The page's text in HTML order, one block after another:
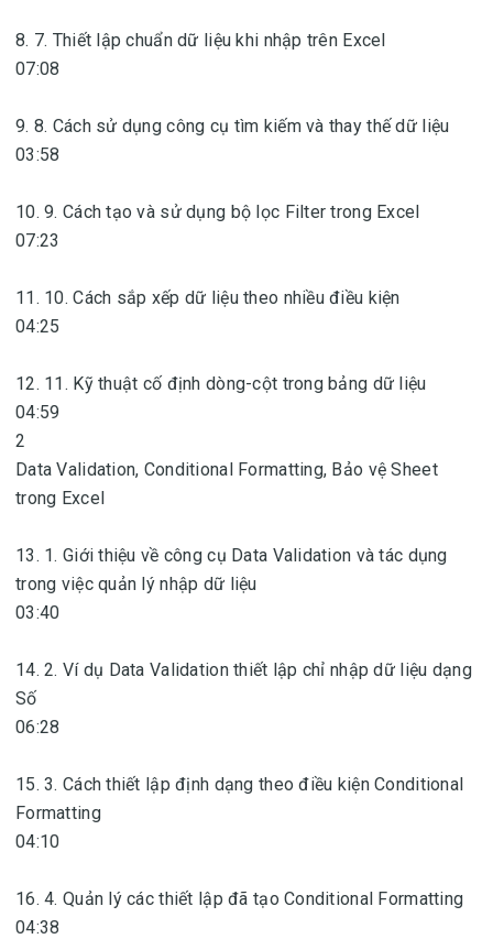
8. 7. Thiết lập chuẩn dữ liệu khi nhập trên Excel
07:08
9. 8. Cách sử dụng công cụ tìm kiếm và thay thế dữ liệu
03:58
10. 9. Cách tạo và sử dụng bộ lọc Filter trong Excel
07:23
11. 10. Cách sắp xếp dữ liệu theo nhiều điều kiện
04:25
12. 11. Kỹ thuật cố định dòng-cột trong bảng dữ liệu
04:59
2
Data Validation, Conditional Formatting, Bảo vệ Sheet
trong Excel
13. 1. Giới thiệu về công cụ Data Validation và tác dụng
trong việc quản lý nhập dữ liệu
03:40
14. 2. Ví dụ Data Validation thiết lập chỉ nhập dữ liệu dạng
Số
06:28
15. 3. Cách thiết lập định dạng theo điều kiện Conditional
Formatting
04:10
16. 4. Quản lý các thiết lập đã tạo Conditional Formatting
04:38